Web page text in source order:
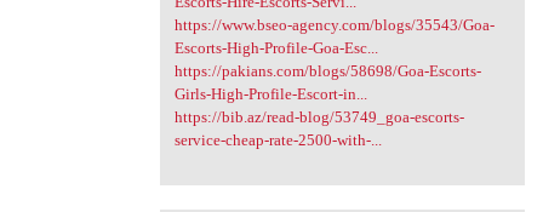
https://www.bseo-agency.com/blogs/35543/Goa-
Escorts-High-Profile-Goa-Esc...
https://pakians.com/blogs/58698/Goa-Escorts-
Girls-High-Profile-Escort-in...
https://bib.az/read-blog/53749_goa-escorts-
service-cheap-rate-2500-with-...